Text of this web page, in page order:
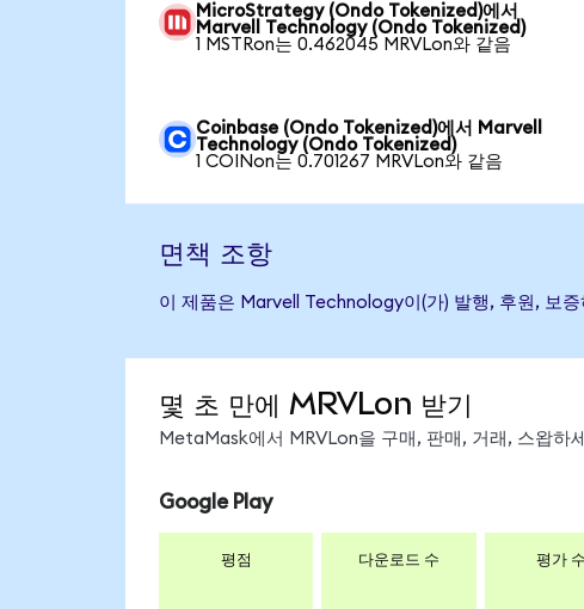
MicroStrategy (Ondo Tokenized)에서
Marvell Technology (Ondo Tokenized)
1 MSTRon는 0.462045 MRVLon와 같음
Coinbase (Ondo Tokenized)에서 Marvell
Technology (Ondo Tokenized)
1 COINon는 0.701267 MRVLon와 같음
면책 조항
이 제품은 Marvell Technology이(가) 발행, 후원, 보
몇 초 만에 MRVLon 받기
MetaMask에서 MRVLon을 구매, 판매, 거래, 스왑하
Google Play
평점 다운로드 수 평가 수